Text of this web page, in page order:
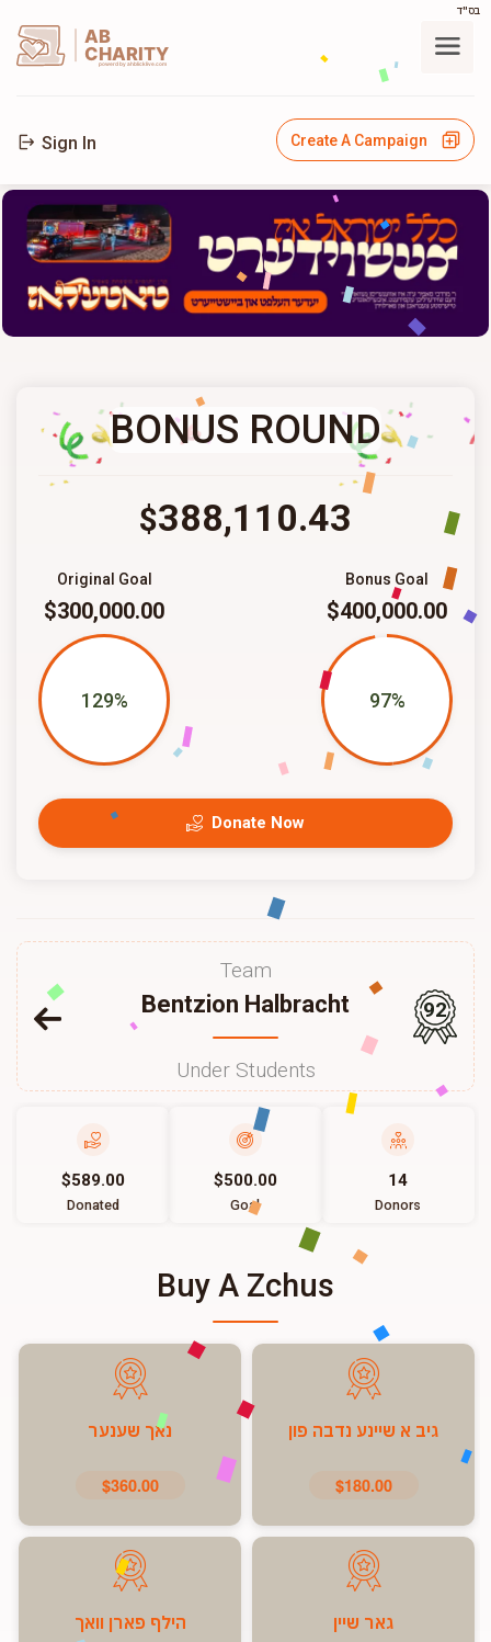
בס"ד
AB
CHARITY
powerd by ahblicklive.com
Sign In Create A Campaign
BONUS ROUND
$388,110.43
Bonus Goal
$400,000.00
97%
Original Goal
$300,000.00
129%
Donate Now
Team
Bentzion Halbracht
Under Students
92
$589.00
Donated
$500.00
Goal
14
Donors
Buy A Zchus
גיב א שיינע נדבה פון
$180.00
נאך שענער
$360.00
גאר שיין הילף פארן וואך